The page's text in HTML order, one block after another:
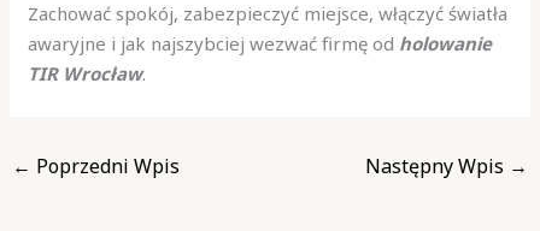
Zachować spokój, zabezpieczyć miejsce, włączyć światła
awaryjne i jak najszybciej wezwać firmę od holowanie
TIR Wrocław.
← Poprzedni Wpis Następny Wpis →